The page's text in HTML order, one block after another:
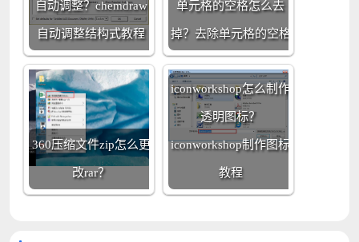
自动调整？chemdraw
自动调整结构式教程
单元格的空格怎么去
掉？去除单元格的空格
360压缩文件zip怎么更
改rar？
iconworkshop怎么制作
透明图标？
iconworkshop制作图标
教程